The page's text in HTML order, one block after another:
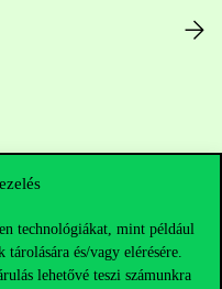
technológiákat, mint például
és/vagy elérésére.
lehetővé teszi számunkra